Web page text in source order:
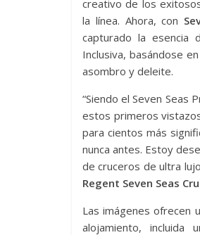
creativo de los
la línea. Ahora, con
capturado la esencia
Inclusiva, basándose
asombro y deleite.
“Siendo el Seven Seas
estos primeros
para cientos más
nunca antes. Estoy
de cruceros de ultra
Regent Seven Seas
Las imágenes ofrecen
alojamiento, incluida